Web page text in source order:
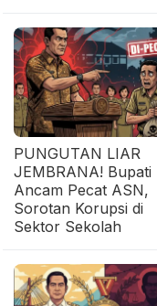
PUNGUTAN LIAR
JEMBRANA! Bupati
Ancam Pecat ASN,
Sorotan Korupsi di
Sektor Sekolah